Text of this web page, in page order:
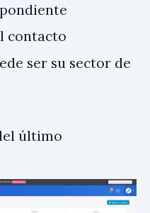
contacto
ser su sector de
último